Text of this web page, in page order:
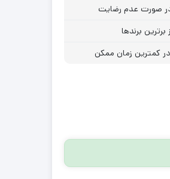
صورت عدم رضایت
برترین برندها
کمترین زمان ممکن